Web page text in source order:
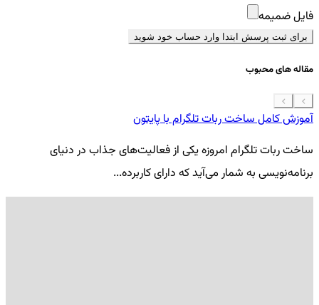
فایل ضمیمه
برای ثبت پرسش ابتدا وارد حساب خود شوید
مقاله های محبوب
آموزش کامل ساخت ربات تلگرام با پایتون
ساخت ربات تلگرام امروزه یکی از فعالیت‌های جذاب در دنیای
برنامه‌نویسی به شمار می‌آید که دارای کاربرده...